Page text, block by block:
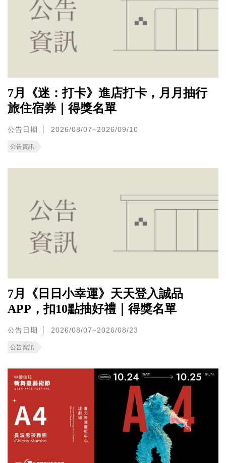
7月《迷：打卡》進店打卡，月月抽行
旅住宿券｜得獎名單
公告日期 2026/08/07~2026/09/10
公告資訊
7月《日日小幸運》天天登入誠品
APP，扣10點抽好禮｜得獎名單
公告日期 2026/08/07~2026/08/23
公告資訊